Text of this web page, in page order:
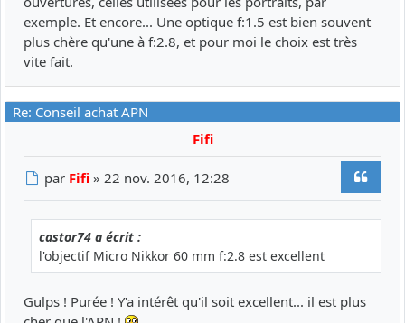
exemple. Et encore... Une optique f:1.5 est bien souvent
plus chère qu'une à f:2.8, et pour moi le choix est très
vite fait.
Re: Conseil achat APN
Fifi
Message
par Fifi »22 nov. 2016, 12:28
castor74 a écrit :
l'objectif Micro Nikkor 60 mm f:2.8 est excellent
Gulps ! Purée ! Y'a intérêt qu'il soit excellent... il est plus